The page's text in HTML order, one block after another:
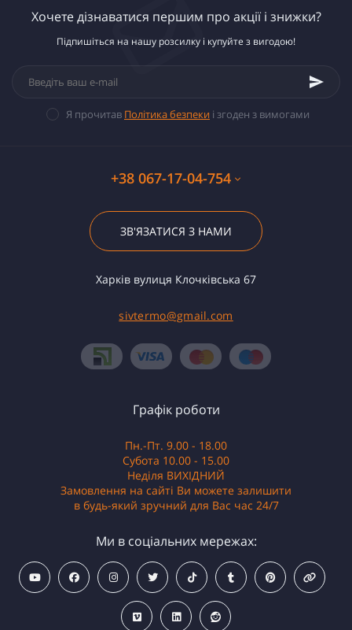
Хочете дізнаватися першим про акції і знижки?
Підпишіться на нашу розсилку і купуйте з вигодою!
Я прочитав Політика безпеки і згоден з вимогами
+38 067-17-04-754
ЗВ'ЯЗАТИСЯ З НАМИ
Харків вулиця Клочківська 67
sivtermo@gmail.com
Графік роботи
Пн.-Пт. 9.00 - 18.00
Субота 10.00 - 15.00
Неділя ВИХІДНИЙ
Замовлення на сайті Ви можете залишити
в будь-який зручний для Вас час 24/7
Ми в соціальних мережах: